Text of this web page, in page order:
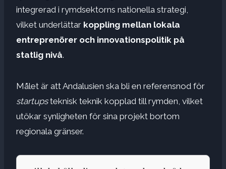
integrerad i rymdsektorns nationella strategi,
vilket underlättar koppling mellan lokala
entreprenörer och innovationspolitik på
statlig nivå.
Målet är att Andalusien ska bli en referensnod för
startupsteknisk teknik kopplad till rymden, vilket
utökar synligheten för sina projekt bortom
regionala gränser.